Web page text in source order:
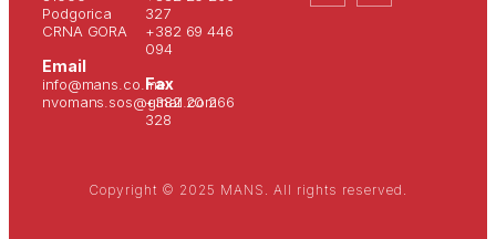
Podgorica
CRNA GORA
Email
info@mans.co.me
nvomans.sos@gmail.com
327
+382 69 446
094
Fax
+382 20 266
328
Copyright © 2025 MANS. All rights reserved.